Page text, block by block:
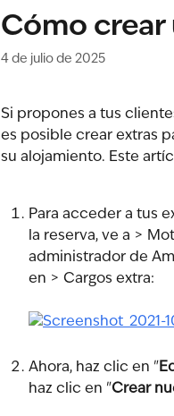
Cómo crear
4 de julio de 2025
Si propones a tus
es posible crear extras
su alojamiento. Este
Para acceder a tus
la reserva, ve a >
administrador de
en > Cargos extra:
Ahora, haz clic en "
haz clic en "Crear